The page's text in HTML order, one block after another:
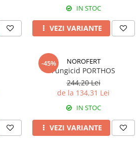
IN STOC
VEZI VARIANTE
-45% NOROFERT
Fungicid PORTHOS
244,20 Lei
de la 134,31 Lei
IN STOC
VEZI VARIANTE